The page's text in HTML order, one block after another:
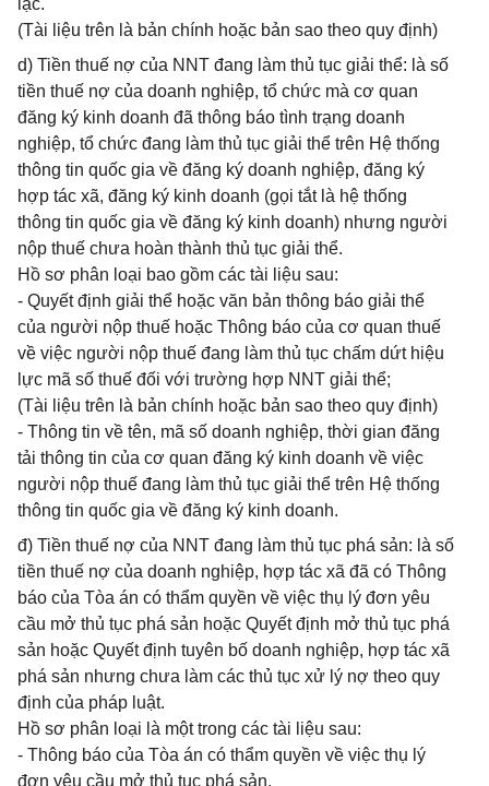
lạc.
(Tài liệu trên là bản chính hoặc bản sao theo quy định)
d) Tiền thuế nợ của NNT đang làm thủ tục giải thể: là số
tiền thuế nợ của doanh nghiệp, tổ chức mà cơ quan
đăng ký kinh doanh đã thông báo tình trạng doanh
nghiệp, tổ chức đang làm thủ tục giải thể trên Hệ thống
thông tin quốc gia về đăng ký doanh nghiệp, đăng ký
hợp tác xã, đăng ký kinh doanh (gọi tắt là hệ thống
thông tin quốc gia về đăng ký kinh doanh) nhưng người
nộp thuế chưa hoàn thành thủ tục giải thể.
Hồ sơ phân loại bao gồm các tài liệu sau:
- Quyết định giải thể hoặc văn bản thông báo giải thể
của người nộp thuế hoặc Thông báo của cơ quan thuế
về việc người nộp thuế đang làm thủ tục chấm dứt hiệu
lực mã số thuế đối với trường hợp NNT giải thể;
(Tài liệu trên là bản chính hoặc bản sao theo quy định)
- Thông tin về tên, mã số doanh nghiệp, thời gian đăng
tải thông tin của cơ quan đăng ký kinh doanh về việc
người nộp thuế đang làm thủ tục giải thể trên Hệ thống
thông tin quốc gia về đăng ký kinh doanh.
đ) Tiền thuế nợ của NNT đang làm thủ tục phá sản: là số
tiền thuế nợ của doanh nghiệp, hợp tác xã đã có Thông
báo của Tòa án có thẩm quyền về việc thụ lý đơn yêu
cầu mở thủ tục phá sản hoặc Quyết định mở thủ tục phá
sản hoặc Quyết định tuyên bố doanh nghiệp, hợp tác xã
phá sản nhưng chưa làm các thủ tục xử lý nợ theo quy
định của pháp luật.
Hồ sơ phân loại là một trong các tài liệu sau:
- Thông báo của Tòa án có thẩm quyền về việc thụ lý
đơn yêu cầu mở thủ tục phá sản.